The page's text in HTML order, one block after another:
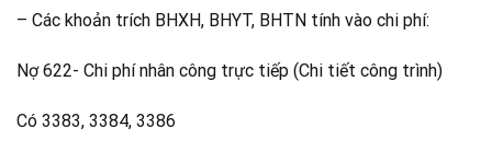
– Các khoản trích BHXH, BHYT, BHTN tính vào chi phí:
Nợ 622- Chi phí nhân công trực tiếp (Chi tiết công trình)
Có 3383, 3384, 3386